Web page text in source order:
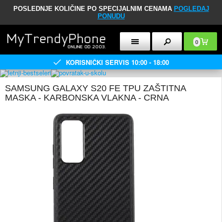
POSLEDNJE KOLIČINE PO SPECIJALNIM CENAMA POGLEDAJ
PONUDU
0
KORISNIČKI SERVIS 10:00 - 18:00
SAMSUNG GALAXY S20 FE TPU ZAŠTITNA
MASKA - KARBONSKA VLAKNA - CRNA